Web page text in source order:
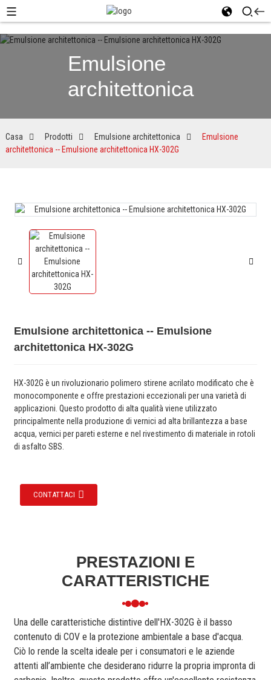
Emulsione
architettonica
Casa Prodotti Emulsione architettonica
Emulsione
architettonica -- Emulsione architettonica HX-302G
Emulsione architettonica -- Emulsione
architettonica HX-302G
HX-302G è un rivoluzionario polimero stirene acrilato modificato che è
monocomponente e offre prestazioni eccezionali per una varietà di
applicazioni. Questo prodotto di alta qualità viene utilizzato
principalmente nella produzione di vernici ad alta brillantezza a base
acqua, vernici per pareti esterne e nel rivestimento di materiale in rotoli
di asfalto SBS.
CONTATTACI
PRESTAZIONI E
CARATTERISTICHE
Una delle caratteristiche distintive dell'HX-302G è il basso
contenuto di COV e la protezione ambientale a base d'acqua.
Ciò lo rende la scelta ideale per i consumatori e le aziende
attenti all’ambiente che desiderano ridurre la propria impronta di